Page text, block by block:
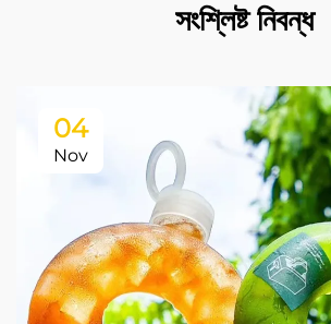
সংশ্লিষ্ট নিবন্ধ
04
Nov